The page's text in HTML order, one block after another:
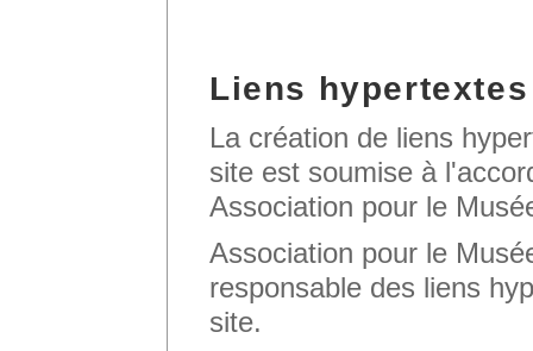
Liens hypertextes
La création de liens
site est soumise à
Association pour le
Association pour le
responsable des liens
site.